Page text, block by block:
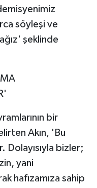
söyleşi ve
şeklinde
bir
Akın, 'Bu
Dolayısıyla bizler;
yani
hafızamıza sahip